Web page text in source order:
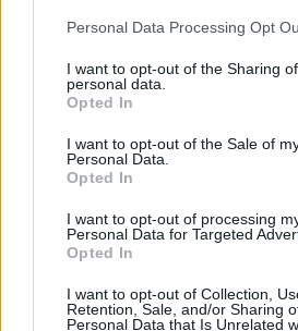
Personal Data Processing Opt
I want to opt-out of the Sharing
personal data.
Opted In
I want to opt-out of the Sale of
Personal Data.
Opted In
I want to opt-out of processing
Personal Data for Targeted
Opted In
I want to opt-out of Collection,
Retention, Sale, and/or Sharing
Personal Data that Is Unrelated
priemonių ar kelių, juose
tarptautinių skrydžių
Teisingumo ministerija savo
saugos tyrimo.
Leidinys „Wall Street
pranešė, jog vasarą DHL
į Didžiąją Britaniją ir
padegamieji užtaisai buvo